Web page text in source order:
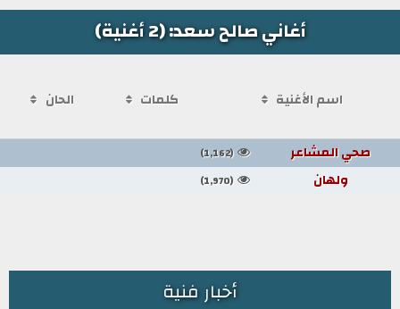
أغاني صالح سعد: (2 أغنية)
اسم الأغنية كلمات الحان
صحي المشاعر (1,162)
ولهان (1,970)
أخبار فنية